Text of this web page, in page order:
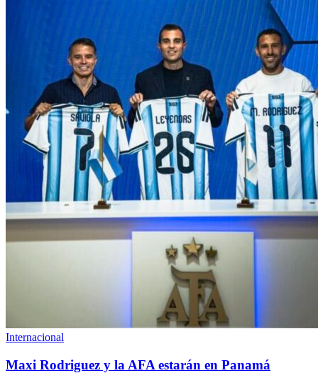
Internacional
Maxi Rodriguez y la AFA estarán en Panamá